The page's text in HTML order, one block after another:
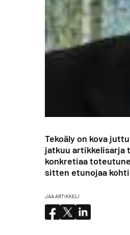
Tekoäly on kova
jatkuu artikkelisarja
konkretiaa
sitten etunojaa
JAA ARTIKKELI